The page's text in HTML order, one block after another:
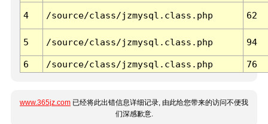
4 /source/class/jzmysql.class.php 62
5 /source/class/jzmysql.class.php 94
6 /source/class/jzmysql.class.php 76
www.365jz.com 已经将此出错信息详细记录, 由此给您带来的访问不便我
们深感歉意.